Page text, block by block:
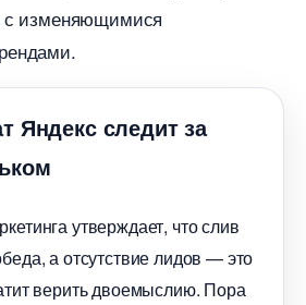
с изменяющимися
Яндекс следит за
утверждает, что сли
а отсутствие лидов — это
верить двоемыслию. Пора